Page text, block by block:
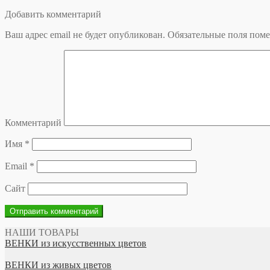
Добавить комментарий
Ваш адрес email не будет опубликован. Обязательные поля
Комментарий
Имя *
Email *
Сайт
НАШИ ТОВАРЫ
ВЕНКИ из искусственных цветов
ВЕНКИ из живых цветов